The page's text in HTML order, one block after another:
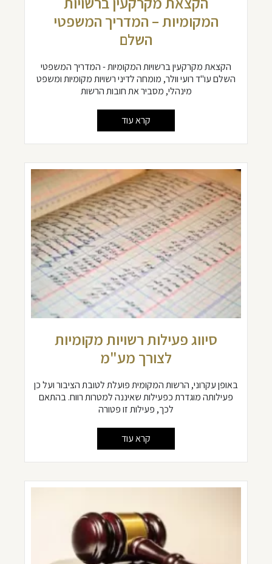
המקומיות – המדריך המשפטי
השלם
הקצאת מקרקעין ברשויות המקומיות - המדריך המשפטי
השלם עו"ד רועי וולר, מומחה לדיני רשויות מקומיות ומשפט
מינהלי, מסביר את חובות הרשות
קרא עוד
סיווג פעילות רשויות מקומיות
לצורך מע"מ
באופן עקרוני, הרשות המקומית פועלת לטובת הציבור ועל כן
פעילותה מוגדרת כפעילות שאיננה למטרות רווח. בהתאם
לכך, פעילות זו פטורה
קרא עוד